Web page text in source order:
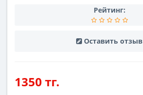
Рейтинг:
Оставить отзыв
1350 тг.